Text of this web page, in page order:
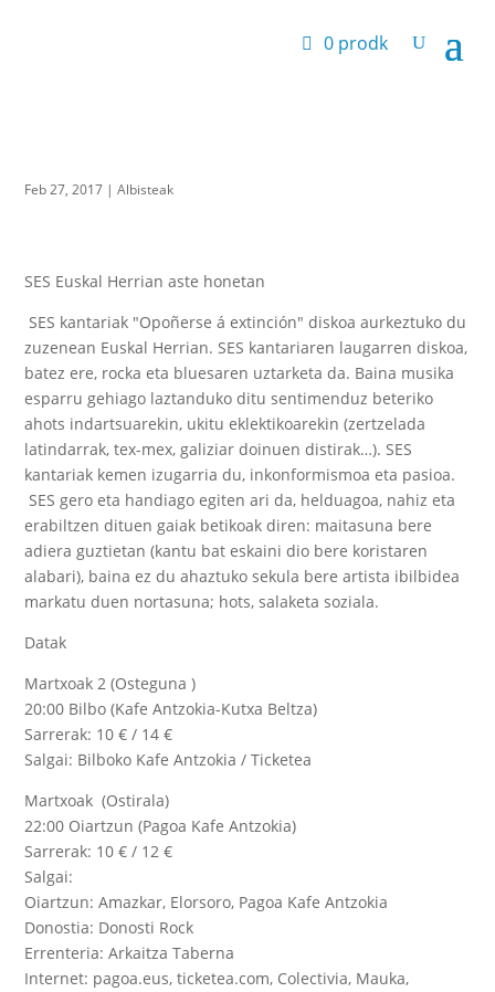
0 prodk
Feb 27, 2017 |Albisteak
SES Euskal Herrian aste honetan
SES kantariak "Opoñerse á extinción" diskoa aurkeztuko du
zuzenean Euskal Herrian. SES kantariaren laugarren diskoa,
batez ere, rocka eta bluesaren uztarketa da. Baina musika
esparru gehiago laztanduko ditu sentimenduz beteriko
ahots indartsuarekin, ukitu eklektikoarekin (zertzelada
latindarrak, tex-mex, galiziar doinuen distirak…). SES
kantariak kemen izugarria du, inkonformismoa eta pasioa.
SES gero eta handiago egiten ari da, helduagoa, nahiz eta
erabiltzen dituen gaiak betikoak diren: maitasuna bere
adiera guztietan (kantu bat eskaini dio bere koristaren
alabari), baina ez du ahaztuko sekula bere artista ibilbidea
markatu duen nortasuna; hots, salaketa soziala.
Datak
Martxoak 2 (Osteguna )
20:00 Bilbo (Kafe Antzokia-Kutxa Beltza)
Sarrerak: 10 € / 14 €
Salgai: Bilboko Kafe Antzokia / Ticketea
Martxoak (Ostirala)
22:00 Oiartzun (Pagoa Kafe Antzokia)
Sarrerak: 10 € / 12 €
Salgai:
Oiartzun: Amazkar, Elorsoro, Pagoa Kafe Antzokia
Donostia: Donosti Rock
Errenteria: Arkaitza Taberna
Internet: pagoa.eus, ticketea.com, Colectivia, Mauka,